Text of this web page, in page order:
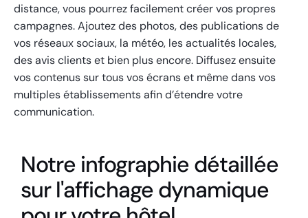
distance, vous pourrez facilement créer vos propres
campagnes. Ajoutez des photos, des publications de
vos réseaux sociaux, la météo, les actualités locales,
des avis clients et bien plus encore. Diffusez ensuite
vos contenus sur tous vos écrans et même dans vos
multiples établissements afin d’étendre votre
communication.
Notre infographie détaillée
sur l'affichage dynamique